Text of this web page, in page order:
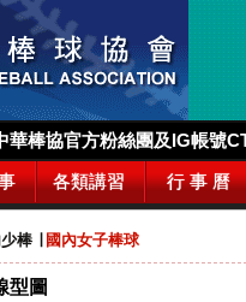
華棒協官方粉絲團及IG帳號
各類講習 行 事 曆
棒 國內女子棒球
型圖